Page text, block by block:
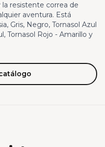
la resistente correa de
aventura. Está
Gris, Negro, Tornasol Azul
Tornasol Rojo - Amarillo y